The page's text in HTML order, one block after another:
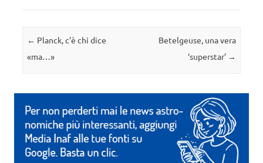
Navigazione articolo
← Planck, c’è chi dice
«ma…»
Betelgeuse, una vera
‘superstar’ →